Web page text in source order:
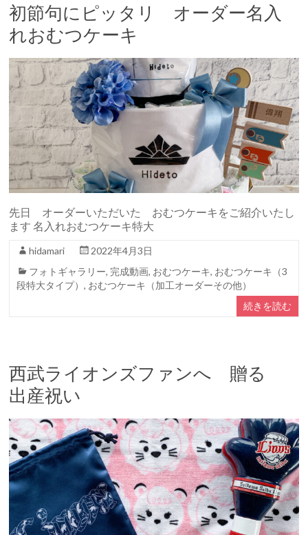
初節句にピッタリ オーダー名入
れおむつケーキ
先日 オーダーいただいた おむつケーキをご紹介いたし
ます 名入れおむつケーキ特大
hidamari
2022年4月3日
フォトギャラリー, 完成動画, おむつケーキ, おむつケーキ（3
段特大タイプ）, おむつケーキ（加工オーダーその他）
続きを読む
西武ライオンズファンへ 贈る
出産祝い